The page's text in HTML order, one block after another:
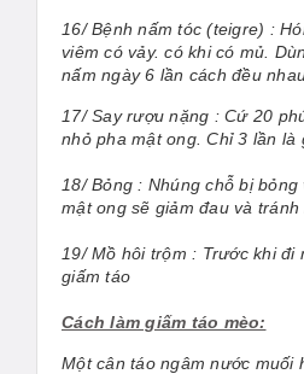
16/ Bệnh nấm tóc (teigre) :
viêm có vảy. có khi có mủ.
nấm ngày 6 lần cách đều
17/ Say rượu nặng : Cứ 20
nhỏ pha mật ong. Chỉ 3 lần là
18/ Bỏng : Nhúng chỗ bị
mật ong sẽ giảm đau và tránh
19/ Mồ hôi trộm : Trước khi đi
giấm táo
Cách làm giấm táo mèo:
Một cân táo ngâm nước muối